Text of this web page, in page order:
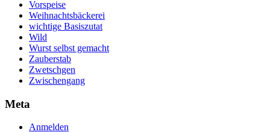
Vorspeise
Weihnachtsbäckerei
wichtige Basiszutat
Wild
Wurst selbst gemacht
Zauberstab
Zwetschgen
Zwischengang
Meta
Anmelden